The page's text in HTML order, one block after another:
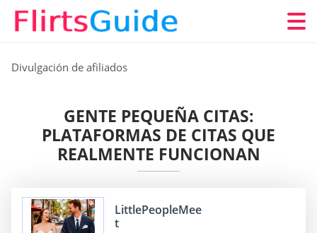
Divulgación de afiliados
GENTE PEQUEÑA CITAS:
PLATAFORMAS DE CITAS QUE
REALMENTE FUNCIONAN
LittlePeopleMee
t